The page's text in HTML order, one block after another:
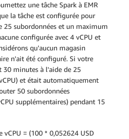
une tâche Spark à EMR
la tâche est configurée pour
subordonnées et un maximum
configurée avec 4 vCPU et
qu'aucun magasin
n'ait été configuré. Si votre
30 minutes à l'aide de 25
et était automatiquement
50 subordonnées
supplémentaires) pendant 15
vCPU = (100 * 0,052624 USD